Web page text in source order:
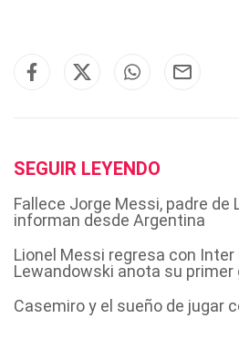
SEGUIR LEYENDO
Fallece Jorge Messi, padre de
informan desde Argentina
Lionel Messi regresa con Inter
Lewandowski anota su primer
Casemiro y el sueño de jugar